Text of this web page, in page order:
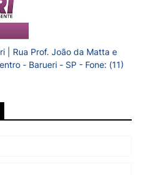
| Rua Prof. João da Matta e
- Barueri - SP - Fone: (11)